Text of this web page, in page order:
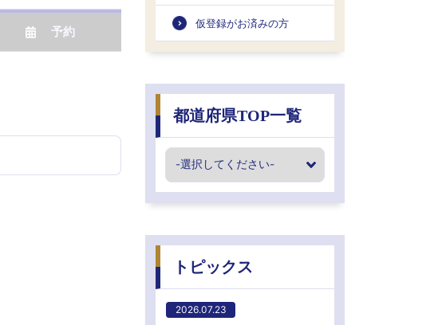
予約
仮登録がお済みの方
都道府県TOP一覧
トピックス
2026.07.23